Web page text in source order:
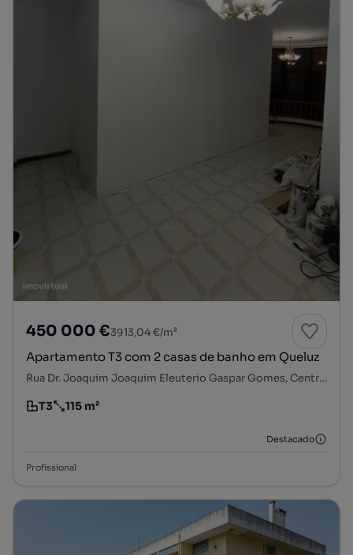
450 000 €3913,04 €/m²
Apartamento T3 com 2 casas de banho em Queluz
Rua Dr. Joaquim Joaquim Eleuterio Gaspar Gomes, Centro de Queluz, Queluz e Belas, Sintra, Lisboa
Tipologia
T3
Preço por metro quadrado
115 m²
Destacado
Profissional